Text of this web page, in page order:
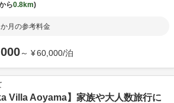
ら0.8km
月の参考料金
～ ¥60,000/泊
Villa Aoyama】家族や大人数旅行に